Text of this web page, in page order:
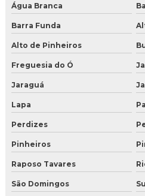
Comprar gelo seco sao paulo
Distribuidor de gelo seco
Fabrica de gelo seco em sao
Gelo seco comprar preço
Gelo seco onde comprar
Gelo seco onde comprar sp
Gelo seco onde comprar sp
Água Branca
Barra Funda
Alto de Pinheiros
Freguesia do Ó
Jaraguá
Lapa
Perdizes
Pinheiros
Raposo Tavares
São Domingos